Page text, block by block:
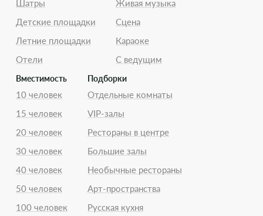
Шатры
Детские площадки
Летние площадки
Отели
Живая музыка
Сцена
Караоке
С ведущим
Вместимость
10 человек
15 человек
20 человек
30 человек
40 человек
50 человек
100 человек
Подборки
Отдельные комнаты
VIP-залы
Рестораны в центре
Большие залы
Необычные рестораны
Арт-пространства
Русская кухня